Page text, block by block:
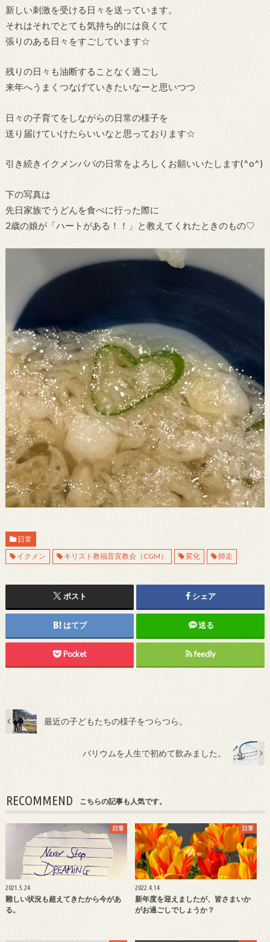
新しい刺激を受ける日々を送っています。
それはそれでとても気持ち的には良くて
張りのある日々をすごしています☆
残りの日々も油断することなく過ごし
来年へうまくつなげていきたいなーと思いつつ
日々の子育てをしながらの日常の様子を
送り届けていけたらいいなと思っております☆
引き続きイクメンパパの日常をよろしくお願いいたします(^o^)
下の写真は
先日家族でうどんを食べに行った際に
2歳の娘が「ハートがある！！」と教えてくれたときのもの♡
日常
イクメン
キリスト教福音宣教会（CGM） 変化 師走
ポスト シェア
はてブ 送る
Pocket feedly
最近の子どもたちの様子をつらつら。
バリウムを人生で初めて飲みました。
RECOMMEND こちらの記事も人気です。
日常
2021.5.24
難しい状況も超えてきたから今があ
る。
日常
2022.4.14
新年度を迎えましたが、皆さまいか
がお過ごしでしょうか？